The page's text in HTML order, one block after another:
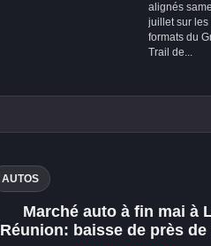
alignés
juillet sur les
formats du
Trail de...
AUTOS
Marché auto à fin mai à
Réunion: baisse de près de